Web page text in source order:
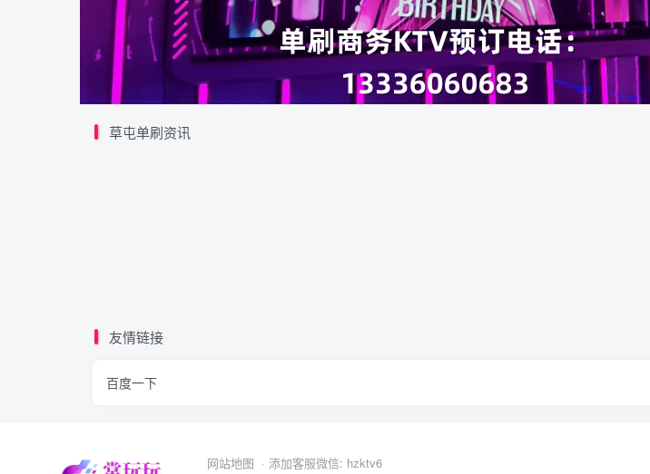
草屯单刷资讯
友情链接
百度一下
网站地图 · 添加客服微信: hzktv6